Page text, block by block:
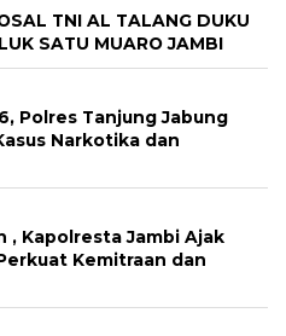
TNI AL TALANG DUKU
SATU MUARO JAMBI
Polres Tanjung Jabung
Narkotika dan
, Kapolresta Jambi Ajak
Kemitraan dan